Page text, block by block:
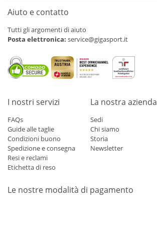
Aiuto e contatto
Tutti gli argomenti di aiuto
Posta elettronica: service@gigasport.it
I nostri servizi
FAQs
Guide alle taglie
Condizioni buono
Spedizione e consegna
Resi e reclami
Etichetta di reso
La nostra azienda
Sedi
Chi siamo
Storia
Newsletter
Le nostre modalità di pagamento